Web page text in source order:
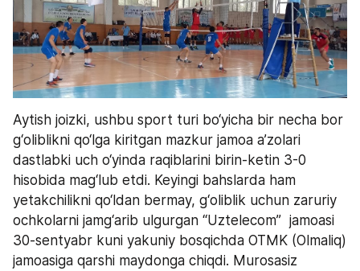
Aytish joizki, ushbu sport turi bo‘yicha bir necha bor
g‘oliblikni qo‘lga kiritgan mazkur jamoa a’zolari
dastlabki uch o‘yinda raqiblarini birin-ketin 3-0
hisobida mag‘lub etdi. Keyingi bahslarda ham
yetakchilikni qo‘ldan bermay, g‘oliblik uchun zaruriy
ochkolarni jamg‘arib ulgurgan “Uztelecom”  jamoasi
30-sentyabr kuni yakuniy bosqichda OTMK (Olmaliq)
jamoasiga qarshi maydonga chiqdi. Murosasiz